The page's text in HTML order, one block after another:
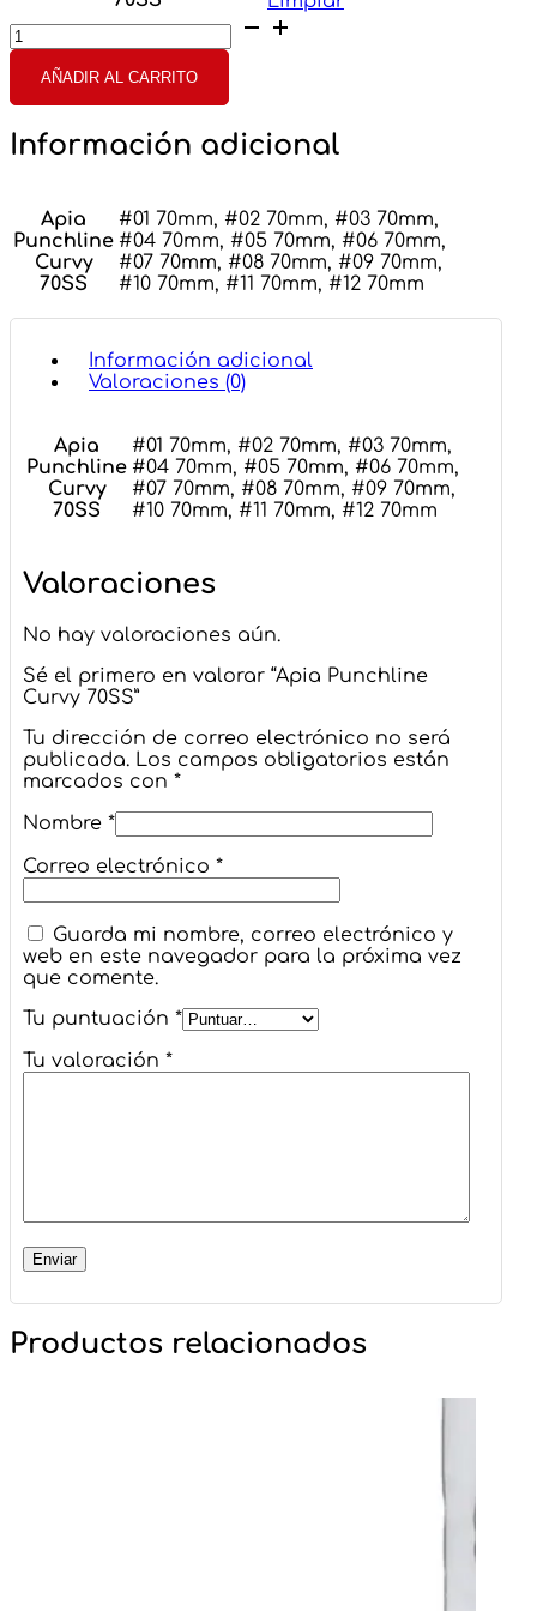
Apia
Punchline
Curvy
70SS
cantidad
AÑADIR AL CARRITO
Información adicional
Apia
Punchline
Curvy
70SS
#01 70mm, #02 70mm, #03 70mm,
#04 70mm, #05 70mm, #06 70mm,
#07 70mm, #08 70mm, #09 70mm,
#10 70mm, #11 70mm, #12 70mm
Información adicional
Valoraciones (0)
Apia
Punchline
Curvy
70SS
#01 70mm, #02 70mm, #03 70mm,
#04 70mm, #05 70mm, #06 70mm,
#07 70mm, #08 70mm, #09 70mm,
#10 70mm, #11 70mm, #12 70mm
Valoraciones
No hay valoraciones aún.
Sé el primero en valorar “Apia Punchline
Curvy 70SS”
Tu dirección de correo electrónico no será
publicada. Los campos obligatorios están
marcados con *
Nombre *
Correo electrónico *
Guarda mi nombre, correo electrónico y
web en este navegador para la próxima vez
que comente.
Tu puntuación *
Tu valoración *
Productos relacionados